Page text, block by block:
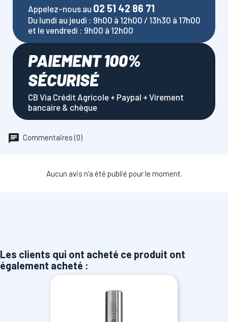
Appelez-nous au 02 51 42 86 71
Du lundi au jeudi : 9h00 à 12h00 / 13h30 à 17h00
et le vendredi : 9h00 à 12h00
PAIEMENT 100%
SÉCURISÉ
CB Via Crédit Agricole + Paypal + Virement
bancaire & chèque
Commentaires (0)
Aucun avis n'a été publié pour le moment.
Les clients qui ont acheté ce produit ont
également acheté :